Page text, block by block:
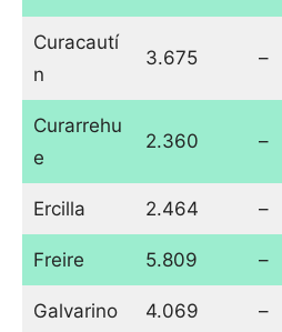
Curacautí
n
3.675 –
Curarrehu
e
2.360 –
Ercilla 2.464 –
Freire 5.809 –
Galvarino 4.069 –